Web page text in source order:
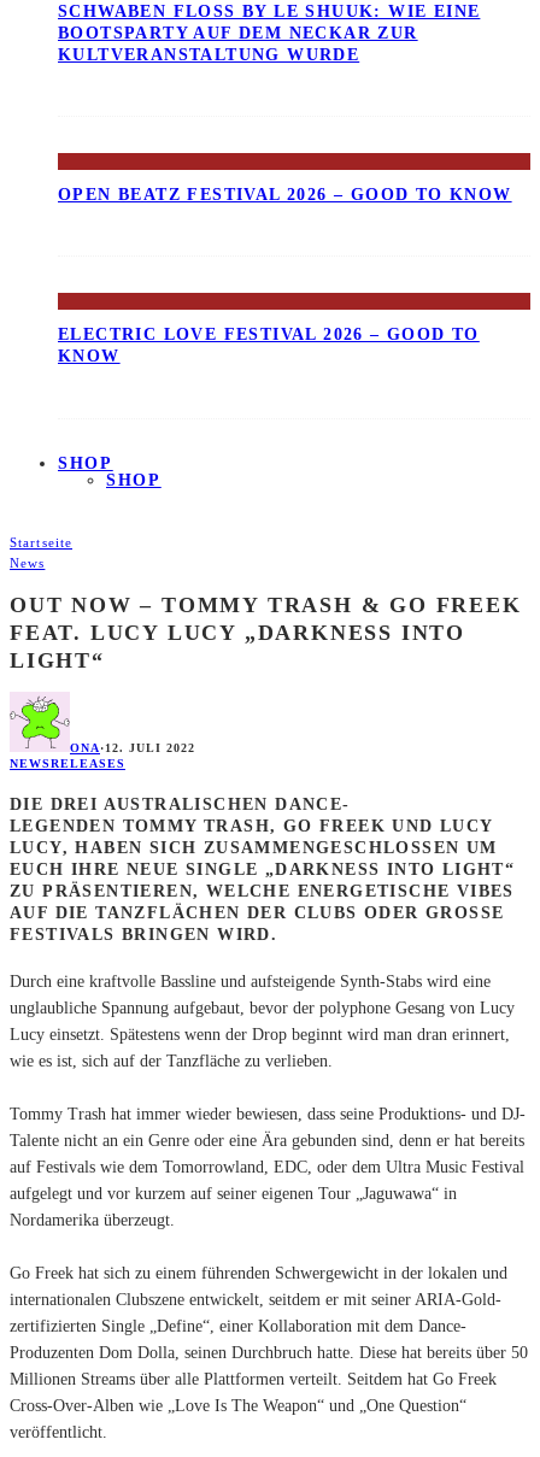
SCHWABEN FLOSS BY LE SHUUK: WIE EINE B
OOTSPARTY AUF DEM NECKAR ZUR K
ULTVERANSTALTUNG WURDE
OPEN BEATZ FESTIVAL 2026 – GOOD TO KNOW
ELECTRIC LOVE FESTIVAL 2026 – GOOD TO
KNOW
SHOP
SHOP
Startseite
News
OUT NOW – TOMMY TRASH & GO FREEK
FEAT. LUCY LUCY „DARKNESS INTO
LIGHT“
ONA·12. JULI 2022
NEWSRELEASES
DIE DREI AUSTRALISCHEN DANCE-
LEGENDEN TOMMY TRASH, GO FREEK UNDLUCY
LUCY, HABEN SICH ZUSAMMENGESCHLOSSEN UM
EUCH IHRE NEUE SINGLE „DARKNESS INTO LIGHT“
ZU PRÄSENTIEREN, WELCHE ENERGETISCHE VIBES
AUF DIE TANZFLÄCHEN DER CLUBS ODER GROSSE F
ESTIVALS BRINGEN WIRD.
Durch eine kraftvolle Bassline und aufsteigende Synth-Stabs wird eine
unglaubliche Spannung aufgebaut, bevor der polyphone Gesang von Lucy
Lucy einsetzt. Spätestens wenn der Drop beginnt wird man dran erinnert,
wie es ist, sich auf der Tanzfläche zu verlieben.
Tommy Trash hat immer wieder bewiesen, dass seine Produktions- und DJ-
Talente nicht an ein Genre oder eine Ära gebunden sind, denn er hat bereits
auf Festivals wie dem Tomorrowland, EDC, oder dem Ultra Music Festival
aufgelegt und vor kurzem auf seiner eigenen Tour „Jaguwawa“ in
Nordamerika überzeugt.
Go Freek hat sich zu einem führenden Schwergewicht in der lokalen und
internationalen Clubszene entwickelt, seitdem er mit seiner ARIA-Gold-
zertifizierten Single „Define“, einer Kollaboration mit dem Dance-
Produzenten Dom Dolla, seinen Durchbruch hatte. Diese hat bereits über 50
Millionen Streams über alle Plattformen verteilt. Seitdem hat Go Freek
Cross-Over-Alben wie „Love Is The Weapon“ und „One Question“
veröffentlicht.